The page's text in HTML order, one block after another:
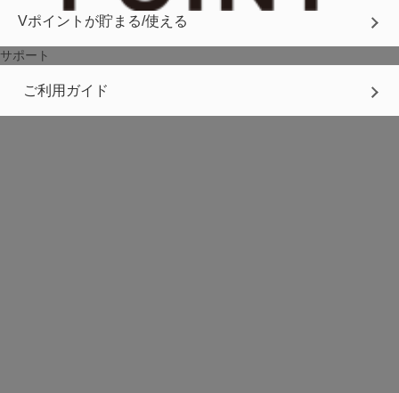
Vポイントが貯まる/使える
サポート
ご利用ガイド